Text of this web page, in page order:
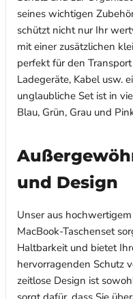
seines wichtigen
schützt nicht nur Ihr
mit einer zusätzlichen
perfekt für den
Ladegeräte, Kabel usw.
unglaubliche Set ist in
Blau, Grün, Grau und
und Design
Unser aus
MacBook-Taschenset
Haltbarkeit und bietet
hervorragenden Schutz
zeitlose Design ist